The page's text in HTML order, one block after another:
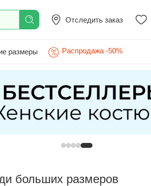
Отследить заказ
размеры Распродажа -50%
больших размеров